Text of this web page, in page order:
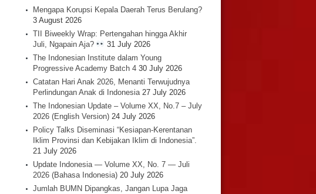
Mengapa Korupsi Kepala Daerah Terus Berulang?
3 August 2026
TII Biweekly Wrap: Pertengahan hingga Akhir
Juli, Ngapain Aja?
31 July 2026
The Indonesian Institute dalam Young
Progressive Academy Batch 4 30 July 2026
Catatan Hari Anak 2026, Menanti Terwujudnya
Perlindungan Anak di Indonesia 27 July 2026
The Indonesian Update – Volume XX, No.7 – July
2026 (English Version) 24 July 2026
Policy Talks Diseminasi “Kesiapan-Kerentanan
Iklim Provinsi dan Kebijakan Iklim di Indonesia”.
21 July 2026
Update Indonesia — Volume XX, No. 7 — Juli
2026 (Bahasa Indonesia) 20 July 2026
Jumlah BUMN Dipangkas, Jangan Lupa Jaga